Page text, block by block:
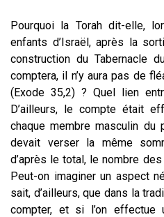
Pourquoi la Torah dit-elle,
enfants d’Israël, après la
construction du Tabernacle
comptera, il n’y aura pas de
(Exode 35,2) ? Quel lien
D’ailleurs, le compte était
chaque membre masculin
devait verser la même
d’après le total, le nombre
Peut-on imaginer un aspect
sait, d’ailleurs, que dans la
compter, et si l’on effectue